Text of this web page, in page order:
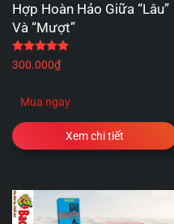
Hợp Hoàn Hảo Giữa “Lâu”
Và “Mượt”
300.000₫
Mua ngay
Xem chi tiết